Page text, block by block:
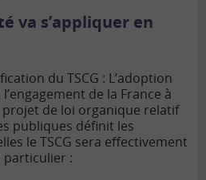
va s’appliquer en
du TSCG : L’adoption
de la France à
de loi organique relatif
publiques définit les
le TSCG sera effectivement
particulier :